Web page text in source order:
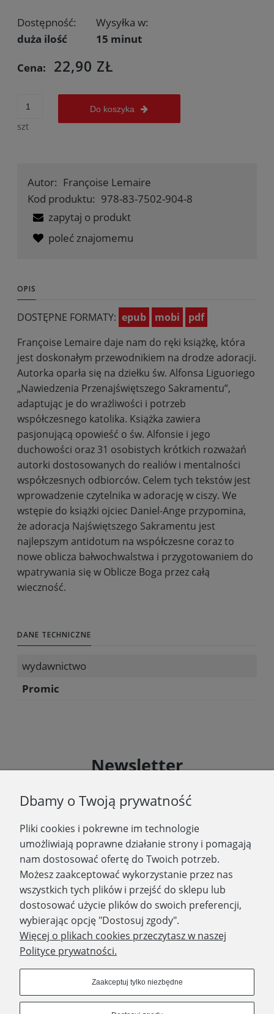
Dostępność:
duża ilość
Wysyłka w:
15 minut
Cena: 22,90 ZŁ
szt
Do koszyka
Autor: Françoise Lemaire
Kod produktu: 978-83-7502-904-8
zapytaj o produkt
poleć znajomemu
OPIS
DOSTĘPNE FORMATY: epub mobi
pdf
Françoise Lemaire daje nam do ręki książkę, która
jest doskonałym przewodnikiem na drodze adoracji.
Autorka oparła się na dziełku św. Alfonsa Liguoriego
„Nawiedzenia Przenajświętszego Sakramentu”,
adaptując je do wrażliwości i potrzeb
współczesnego katolika. Książka zawiera
pasjonującą opowieść o św. Alfonsie i jego
duchowości oraz 31 osobistych krótkich rozważań
autorki dostosowanych do realiów i mentalności
współczesnych odbiorców. Celem tych tekstów jest
wprowadzenie czytelnika w adorację w ciszy. We
wstępie do książki ojciec Daniel-Ange przypomina,
że adoracja Najświętszego Sakramentu jest
najlepszym antidotum na współczesne coraz to
nowe oblicza bałwochwalstwa i przygotowaniem do
wpatrywania się w Oblicze Boga przez całą
wieczność.
DANE TECHNICZNE
wydawnictwo
Promic
Newsletter
informacje o nowościach i promocjach.
Zapisz się
WYDAWNICTWO PROMIC
PRODUKTY
Dbamy o Twoją prywatność
Pliki cookies i pokrewne im technologie
umożliwiają poprawne działanie strony i pomagają
nam dostosować ofertę do Twoich potrzeb.
Możesz zaakceptować wykorzystanie przez nas
wszystkich tych plików i przejść do sklepu lub
dostosować użycie plików do swoich preferencji,
wybierając opcję "Dostosuj zgody".
Więcej o plikach cookies przeczytasz w naszej
Polityce prywatności.
Zaakceptuj tylko niezbędne